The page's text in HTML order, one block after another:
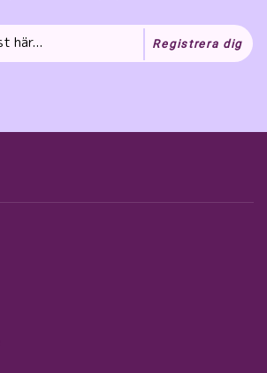
Registrera dig